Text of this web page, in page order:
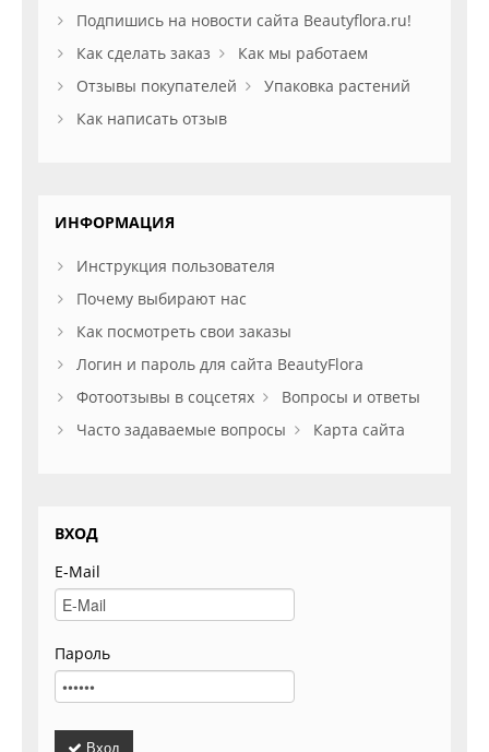
Подпишись на новости сайта Beautyflora.ru!
Как сделать заказ
Как мы работаем
Отзывы покупателей
Упаковка растений
Как написать отзыв
ИНФОРМАЦИЯ
Инструкция пользователя
Почему выбирают нас
Как посмотреть свои заказы
Логин и пароль для сайта BeautyFlora
Фотоотзывы в соцсетях
Вопросы и ответы
Часто задаваемые вопросы
Карта сайта
ВХОД
E-Mail
Пароль
Вход